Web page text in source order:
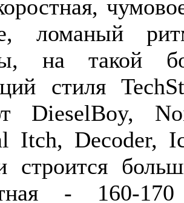
ломаный
на такой
стиля
DieselBoy,
Itch, Decoder,
строится
- 160-